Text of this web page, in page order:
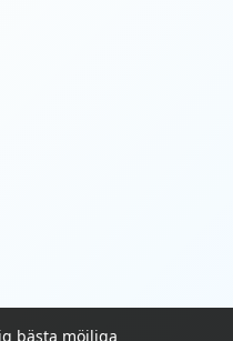
bästa möjliga